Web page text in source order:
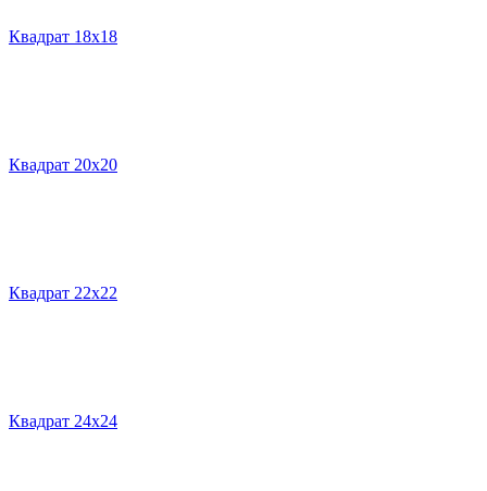
Квадрат 18х18
Квадрат 20х20
Квадрат 22х22
Квадрат 24х24